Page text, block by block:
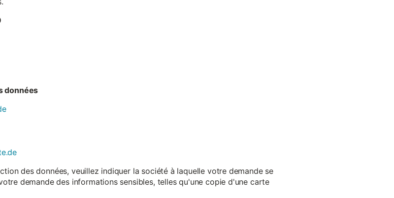
données
des données, veuillez indiquer la société à laquelle votre demande se
demande des informations sensibles, telles qu'une copie d'une carte